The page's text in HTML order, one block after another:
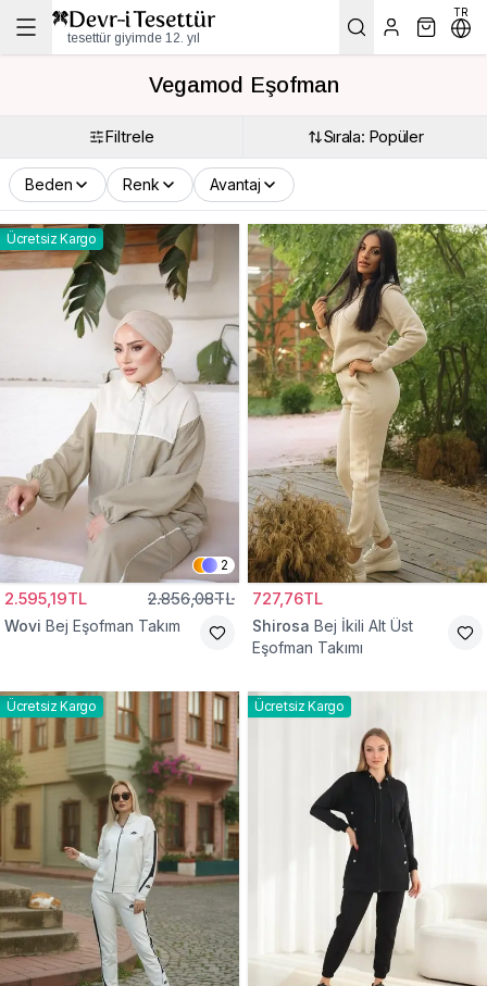
tesettür giyimde 12. yıl
TR
Vegamod Eşofman
Filtrele Sırala: Popüler
Beden Renk Avantaj
Ücretsiz Kargo
2
2.595,19TL 2.856,08TL
Wovi Bej Eşofman Takım
727,76TL
Shirosa Bej İkili Alt Üst
Eşofman Takımı
Ücretsiz Kargo Ücretsiz Kargo